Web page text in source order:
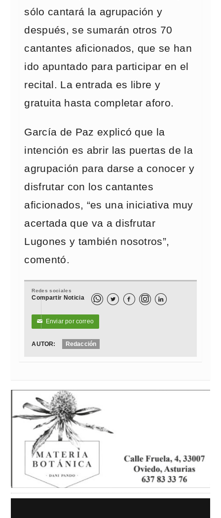
sólo cantará la agrupación y
después, se sumarán otros 70
cantantes aficionados, que se han
ido apuntado para participar en el
recital. La entrada es libre y
gratuita hasta completar aforo.
García de Paz explicó que la
intención es abrir las puertas de la
agrupación para darse a conocer y
disfrutar con los cantantes
aficionados, “es una iniciativa muy
acertada que va a disfrutar
Lugones y también nosotros”,
comentó.
Redes sociales
Compartir Noticia   
✉ Enviar por correo
AUTOR: Redacción